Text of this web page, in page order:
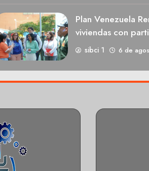
Plan Venezuela
viviendas con
sibci 1 6 de